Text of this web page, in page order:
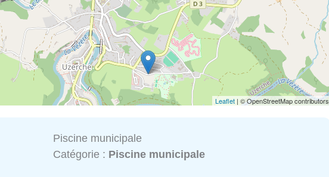
Leaflet | © OpenStreetMap contributors
Piscine municipale
Catégorie : Piscine municipale